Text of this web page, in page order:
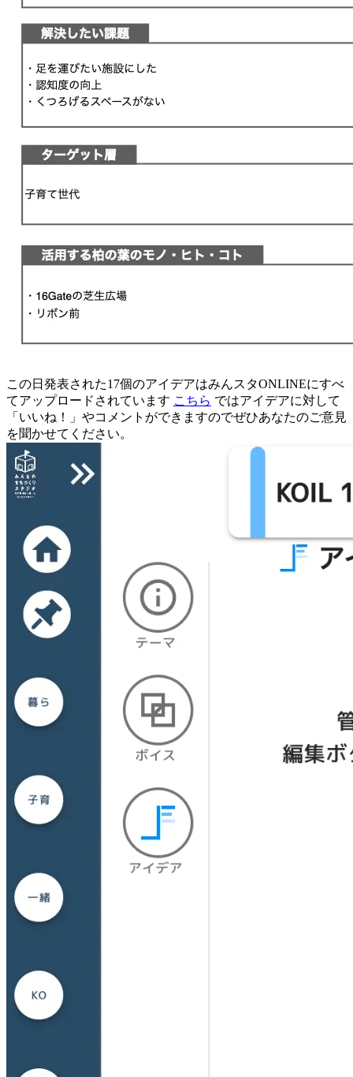
この日発表された17個のアイデアはみんスタONLINEにすべ
てアップロードされています こちら ではアイデアに対して
「いいね！」やコメントができますのでぜひあなたのご意見
を聞かせてください。